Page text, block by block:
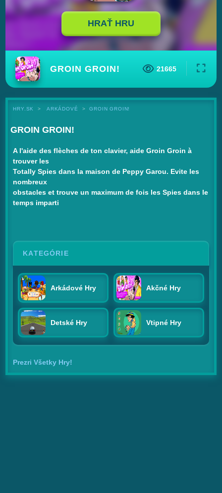
HRAŤ HRU
GROIN GROIN! 21665
HRY.SK ARKÁDOVÉ GROIN GROIN!
GROIN GROIN!
A l'aide des flèches de ton clavier, aide Groin Groin à
trouver les
Totally Spies dans la maison de Peppy Garou. Evite les
nombreux
obstacles et trouve un maximum de fois les Spies dans le
temps imparti
KATEGÓRIE
Arkádové Hry Akčné Hry
Detské Hry Vtipné Hry
Prezri Všetky Hry!